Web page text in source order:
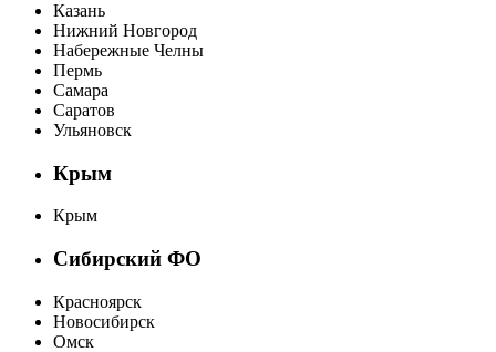
Казань
Нижний Новгород
Набережные Челны
Пермь
Самара
Саратов
Ульяновск
Крым
Крым
Сибирский ФО
Красноярск
Новосибирск
Омск